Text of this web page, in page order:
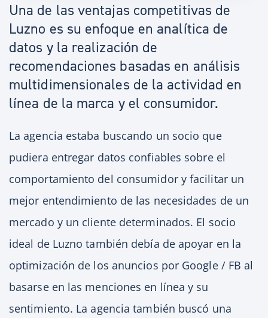
Una de las ventajas competitivas de
Luzno es su enfoque en analítica de
datos y la realización de
recomendaciones basadas en análisis
multidimensionales de la actividad en
línea de la marca y el consumidor.
La agencia estaba buscando un socio que
pudiera entregar datos confiables sobre el
comportamiento del consumidor y facilitar un
mejor entendimiento de las necesidades de un
mercado y un cliente determinados. El socio
ideal de Luzno también debía de apoyar en la
optimización de los anuncios por Google / FB al
basarse en las menciones en línea y su
sentimiento. La agencia también buscó una